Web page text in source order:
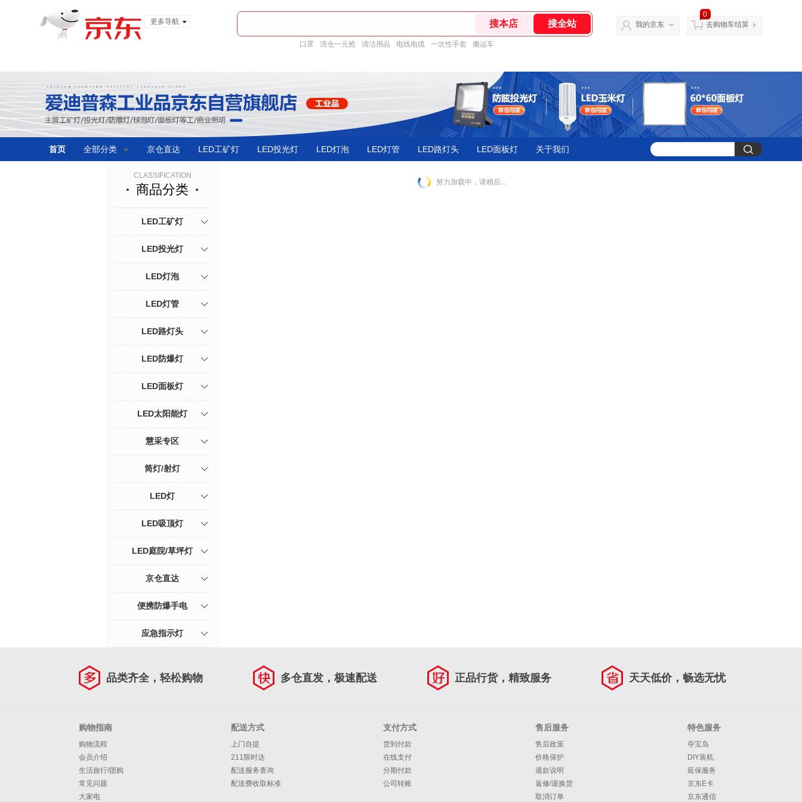
更多导航
口罩 清仓一元抢 清洁用品 电线电缆 一次性手套 搬运车
我的京东
0
去购物车结算
首页 全部分类 京仓直达 LED工矿灯 LED投光灯 LED灯泡 LED灯管 LED路灯头 LED面板灯 关于我们
CLASSIFICATION
商品分类
LED工矿灯
LED投光灯
LED灯泡
LED灯管
LED路灯头
LED防爆灯
LED面板灯
LED太阳能灯
慧采专区
筒灯/射灯
LED灯
LED吸顶灯
LED庭院/草坪灯
京仓直达
便携防爆手电
应急指示灯
努力加载中，请稍后...
品类齐全，轻松购物 多仓直发，极速配送 正品行货，精致服务 天天低价，畅选无忧
购物指南
购物流程
会员介绍
生活旅行/团购
常见问题
大家电
配送方式
上门自提
211限时达
配送服务查询
配送费收取标准
支付方式
货到付款
在线支付
分期付款
公司转账
售后服务
售后政策
价格保护
退款说明
返修/退换货
取消订单
特色服务
夺宝岛
DIY装机
延保服务
京东E卡
京东通信